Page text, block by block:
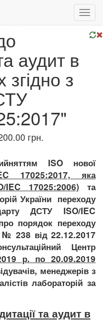
аудит в
згідно з
грн.
ISO нової
17025:2017, яка
IEC 17025:2006) та
України переходу
ДСТУ ISO/IEC
порядок переходу
№ 238 від 22.12.2017
Центр
р. по 20.09.2019
менеджерів з
лабораторій за
та аудит в